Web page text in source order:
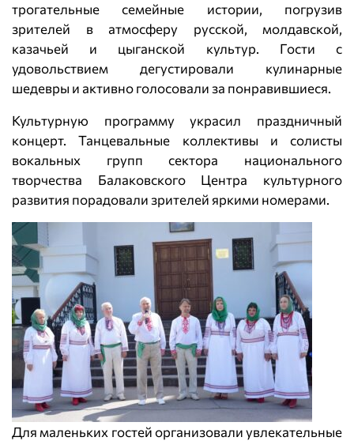
трогательные семейные истории, погрузив
зрителей в атмосферу русской, молдавской,
казачьей и цыганской культур. Гости с
удовольствием дегустировали кулинарные
шедевры и активно голосовали за понравившиеся.
Культурную программу украсил праздничный
концерт. Танцевальные коллективы и солисты
вокальных групп сектора национального
творчества Балаковского Центра культурного
развития порадовали зрителей яркими номерами.
Для маленьких гостей организовали увлекательные